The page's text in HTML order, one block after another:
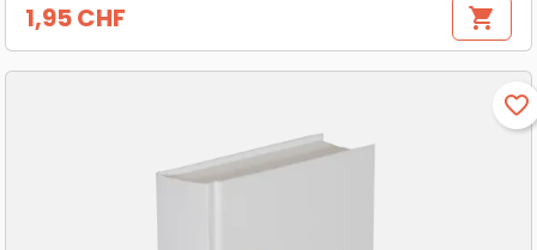
Prix
1,95 CHF shopping_cart
favorite_border